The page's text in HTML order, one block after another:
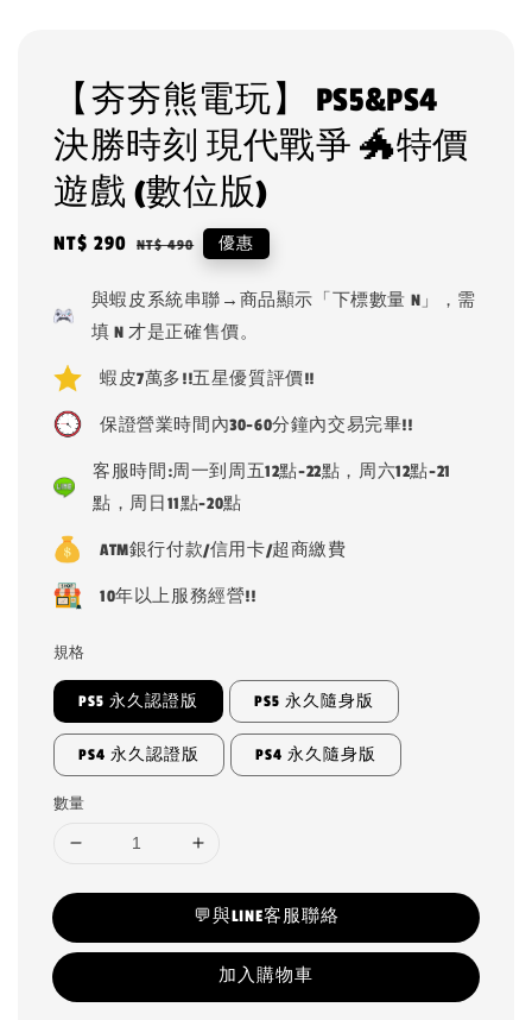
【夯夯熊電玩】 PS5&PS4
決勝時刻 現代戰爭 🐲特價
遊戲 (數位版)
Sale
NT$ 290 Regular
NT$ 490 優惠
與蝦皮系統串聯→商品顯示「下標數量 N」，需
填 N 才是正確售價。
蝦皮7萬多!!五星優質評價!!
保證營業時間內30-60分鐘內交易完畢!!
客服時間:周一到周五12點-22點，周六12點-21
點，周日11點-20點
ATM銀行付款/信用卡/超商繳費
10年以上服務經營!!
規格
PS5 永久認證版 PS5 永久隨身版
PS4 永久認證版 PS4 永久隨身版
數量
💬與LINE客服聯絡
加入購物車